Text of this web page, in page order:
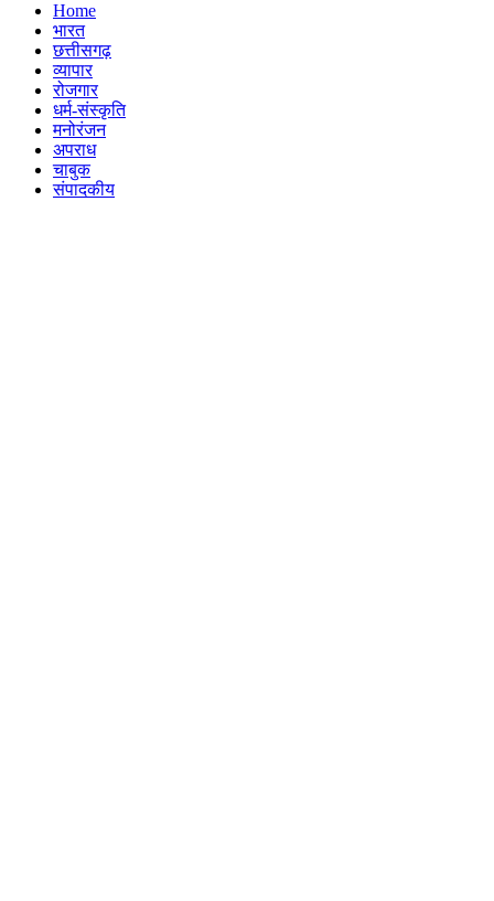
Home
भारत
छत्तीसगढ़
व्यापार
रोजगार
धर्म-संस्कृति
मनोरंजन
अपराध
चाबुक
संपादकीय